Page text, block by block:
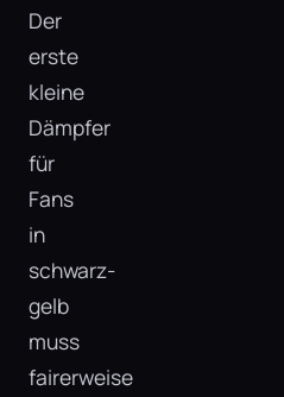
Der
erste
kleine
Dämpfer
für
Fans
in
schwarz-
gelb
muss
fairerweise